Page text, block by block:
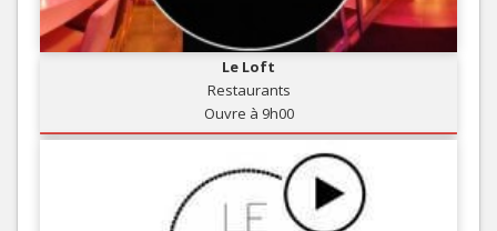
Le Loft
Restaurants
Ouvre à 9h00